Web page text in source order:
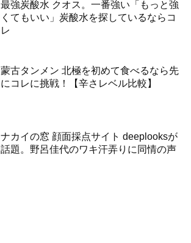
最強炭酸水 クオス。一番強い「もっと強
くてもいい」炭酸水を探しているならコ
レ
蒙古タンメン 北極を初めて食べるなら先
にコレに挑戦！【辛さレベル比較】
ナカイの窓 顔面採点サイト deeplooksが
話題。野呂佳代のワキ汗弄りに同情の声